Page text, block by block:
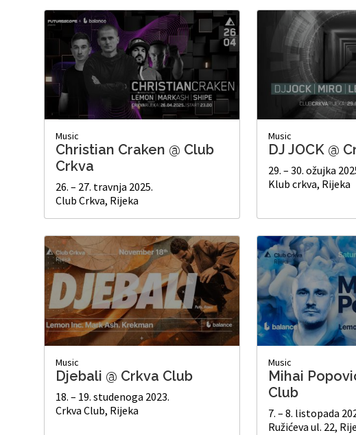
Music
Christian Craken @ Club
Crkva
26. – 27. travnja 2025.
Club Crkva, Rijeka
Music
DJ JOCK @
29. – 30. ožujka
Klub crkva, Rijeka
Music
Djebali @ Crkva Club
18. – 19. studenoga 2023.
Crkva Club, Rijeka
Music
Mihai
Club
7. – 8. listopada
Ružićeva ul. 22,